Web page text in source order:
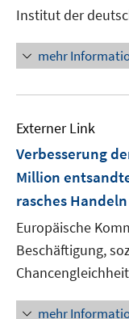
Institut der
mehr
Externer Link
Verbesserung
Million
rasches Handeln
Europäische
Beschäftigung,
Chancengleichheit
mehr